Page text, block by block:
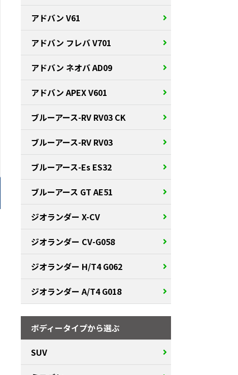
アドバン V61
アドバン フレバ V701
アドバン ネオバ AD09
アドバン APEX V601
ブルーアース-RV RV03 CK
ブルーアース-RV RV03
ブルーアース-Es ES32
ブルーアース GT AE51
ジオランダー X-CV
ジオランダー CV-G058
ジオランダー H/T4 G062
ジオランダー A/T4 G018
ボディータイプから選ぶ
SUV